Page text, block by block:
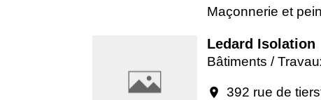
Maçonnerie et
Ledard Isolation
Bâtiments /
location_on 392 rue de